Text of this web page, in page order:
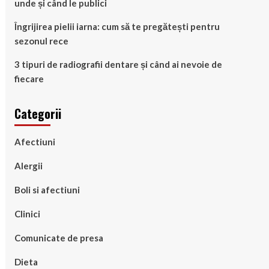
unde și când le publici
Îngrijirea pielii iarna: cum să te pregătești pentru
sezonul rece
3 tipuri de radiografii dentare și când ai nevoie de
fiecare
Categorii
Afectiuni
Alergii
Boli si afectiuni
Clinici
Comunicate de presa
Dieta